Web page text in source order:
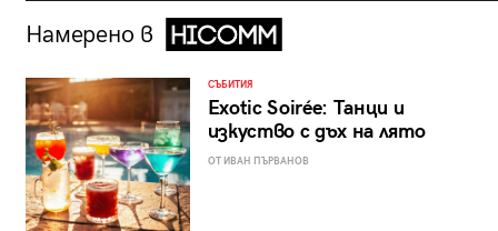
Намерено в
СЪБИТИЯ
Exotic Soirée: Танци и
изкуство с дъх на лято
ОТ ИВАН ПЪРВАНОВ